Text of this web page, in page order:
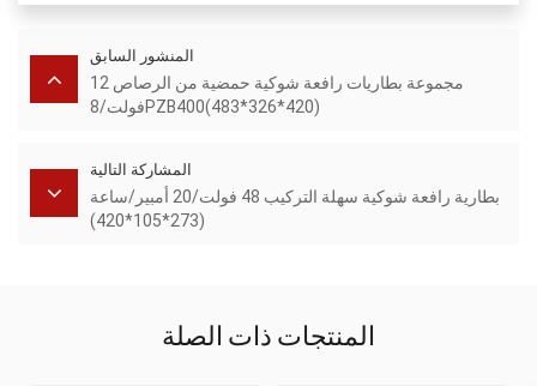
المنشور السابق
مجموعة بطاريات رافعة شوكية حمضية من الرصاص 12
فولت/8PZB400(483*326*420)
المشاركة التالية
بطارية رافعة شوكية سهلة التركيب 48 فولت/20 أمبير/ساعة
(273*105*420)
المنتجات ذات الصلة